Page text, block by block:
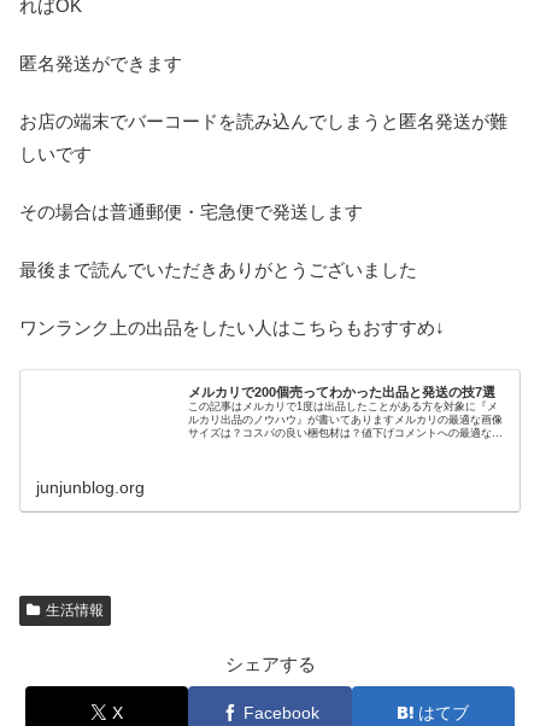
ればOK
匿名発送ができます
お店の端末でバーコードを読み込んでしまうと匿名発送が難
しいです
その場合は普通郵便・宅急便で発送します
最後まで読んでいただきありがとうございました
ワンランク上の出品をしたい人はこちらもおすすめ↓
メルカリで200個売ってわかった出品と発送の技7選
この記事はメルカリで1度は出品したことがある方を対象に『メ
ルカリ出品のノウハウ』が書いてありますメルカリの最適な画像
サイズは？コスパの良い梱包材は？値下げコメントへの最適な対
junjunblog.org
生活情報
シェアする
X Facebook はてブ